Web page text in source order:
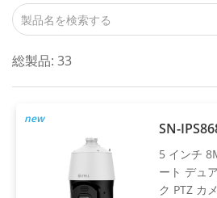
総製品: 33
new
SN-
5 インチ
ート デュ
ク PTZ カ